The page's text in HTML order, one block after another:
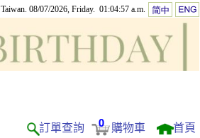
Taiwan. 08/07/2026, Friday. 01:04:57 a.m.
訂單查詢 0 購物車 首頁